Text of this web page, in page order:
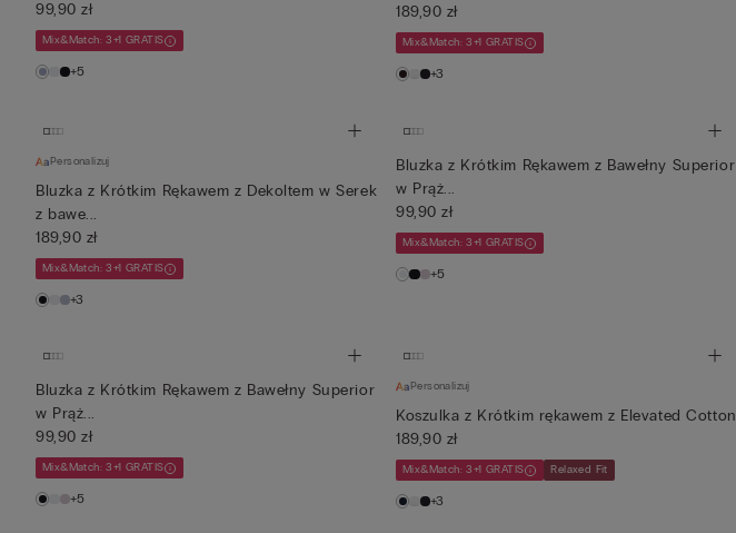
99,90 zł
Mix&Match: 3+1 GRATIS
+5
189,90 zł
Mix&Match: 3+1 GRATIS
+3
Personalizuj
Bluzka z Krótkim Rękawem z Dekoltem w Serek
z bawe...
189,90 zł
Mix&Match: 3+1 GRATIS
+3
Bluzka z Krótkim Rękawem z Bawełny Superior
w Prąż...
99,90 zł
Mix&Match: 3+1 GRATIS
+5
Bluzka z Krótkim Rękawem z Bawełny Superior
w Prąż...
99,90 zł
Mix&Match: 3+1 GRATIS
+5
Personalizuj
Koszulka z Krótkim rękawem z Elevated Cotton
189,90 zł
Mix&Match: 3+1 GRATIS Relaxed Fit
+3